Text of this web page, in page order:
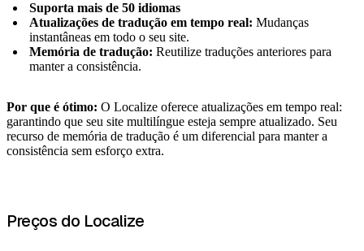
Suporta mais de 50 idiomas
Atualizações de tradução em tempo real: Mudanças
instantâneas em todo o seu site.
Memória de tradução: Reutilize traduções anteriores para
manter a consistência.
Por que é ótimo: O Localize oferece atualizações em tempo real:
garantindo que seu site multilíngue esteja sempre atualizado. Seu
recurso de memória de tradução é um diferencial para manter a
consistência sem esforço extra.
Preços do Localize